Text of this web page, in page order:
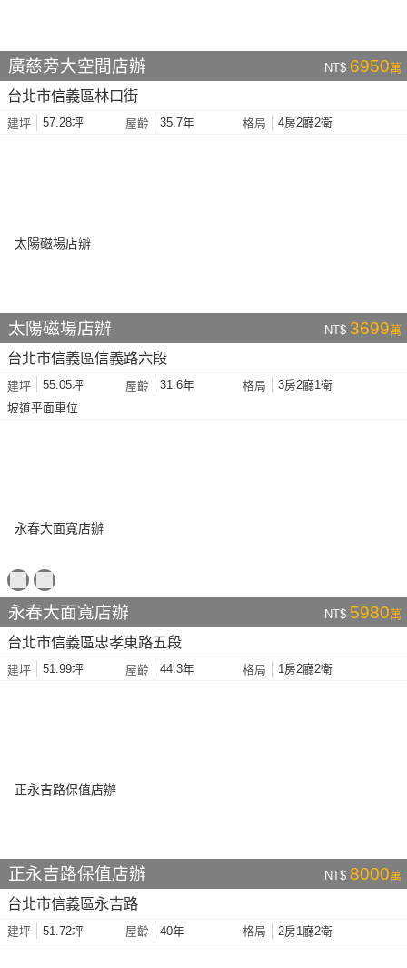
廣慈旁大空間店辦 NT$ 6950萬
台北市信義區林口街
建坪 57.28坪 屋齡 35.7年 格局 4房2廳2衛
太陽磁場店辦 NT$ 3699萬
台北市信義區信義路六段
建坪 55.05坪 屋齡 31.6年 格局
3房2廳1衛
坡道平面車位
永春大面寬店辦 NT$ 5980萬
台北市信義區忠孝東路五段
建坪 51.99坪 屋齡 44.3年 格局 1房2廳2衛
正永吉路保值店辦 NT$ 8000萬
台北市信義區永吉路
建坪 51.72坪 屋齡 40年 格局 2房1廳2衛